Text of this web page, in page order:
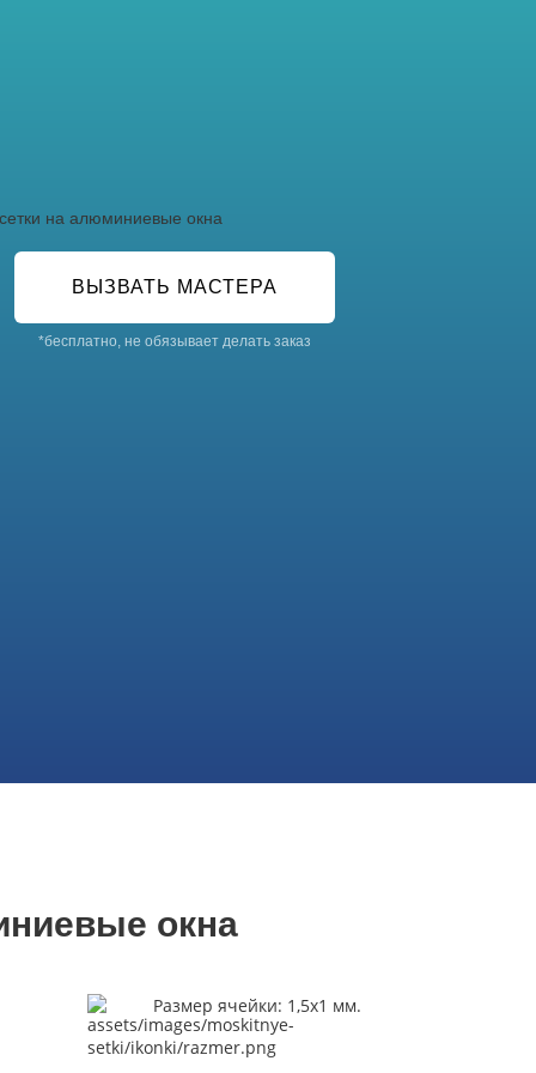
Калькулятор
ВЫЗВАТЬ МАСТЕРА
*бесплатно, не обязывает делать заказ
окна
Размер ячейки: 1,5х1 мм.